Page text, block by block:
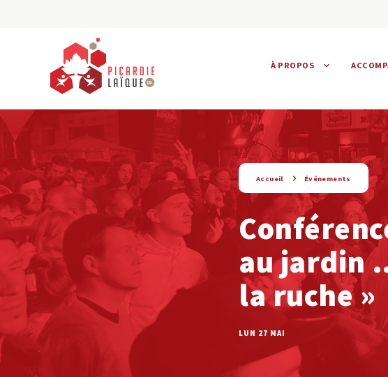
À PROPOS
string(9) « evenement »
Accueil Événements
au jardin
la ruche »
LUN 27 MAI